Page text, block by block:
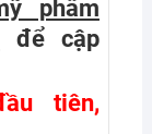
phẩm
để cập
tiên,